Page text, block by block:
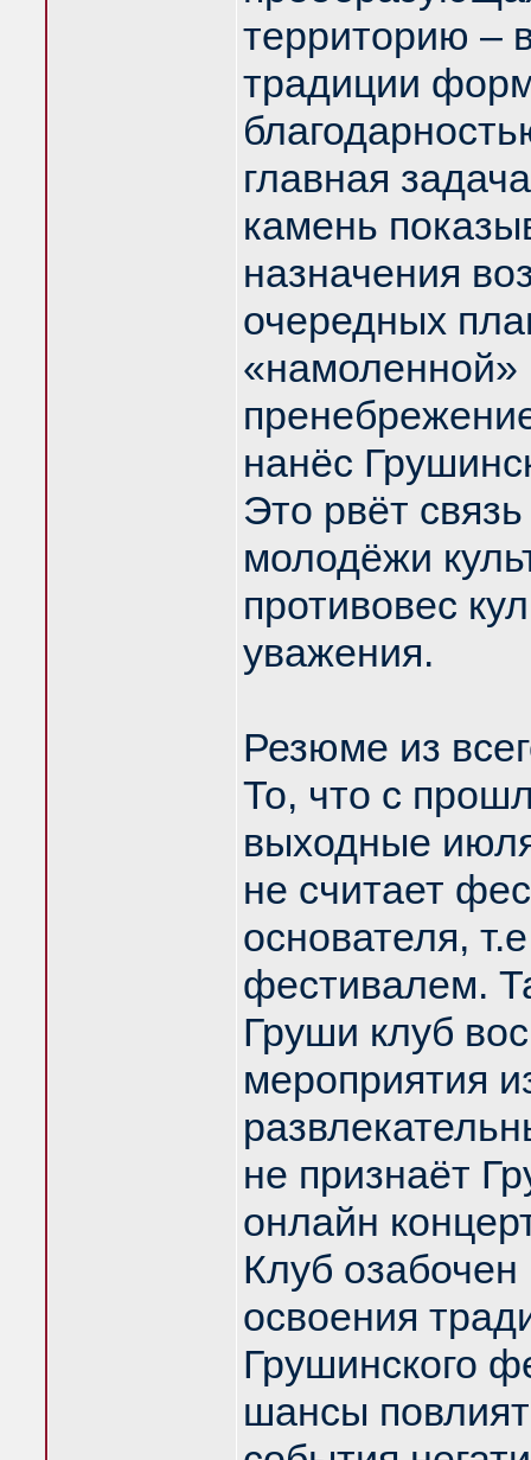
территорию –
традиции
главная
камень
назначения
очередных
нанёс
Это рвёт
молодёжи
противовес
уважения.
Резюме из
То, что с
выходные
не считает
основателя,
фестивалем.
Груши клуб
мероприятия
не признаёт
онлайн
Клуб
освоения
Грушинского
шансы